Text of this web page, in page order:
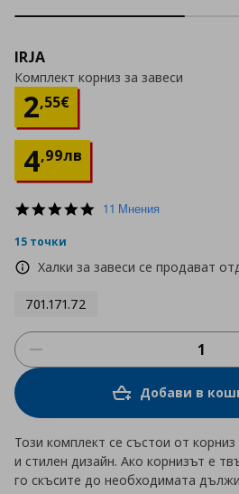
IRJA
Комплект корниз за завеси
2,55€
Цена
4,99лв
5.0
11 Мнения
15 точки
Халки за завеси се продават
701.171.72
Добави в
Този комплект се състои от корниз
и стилен дизайн. Ако корнизът е
го скъсите до необходимата